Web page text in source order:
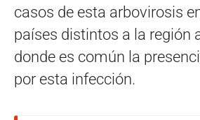
casos de esta arbovirosis
países distintos a la región
donde es común la
por esta infección.